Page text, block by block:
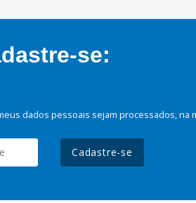
se:
dados pessoais sejam processados,
Cadastre-se